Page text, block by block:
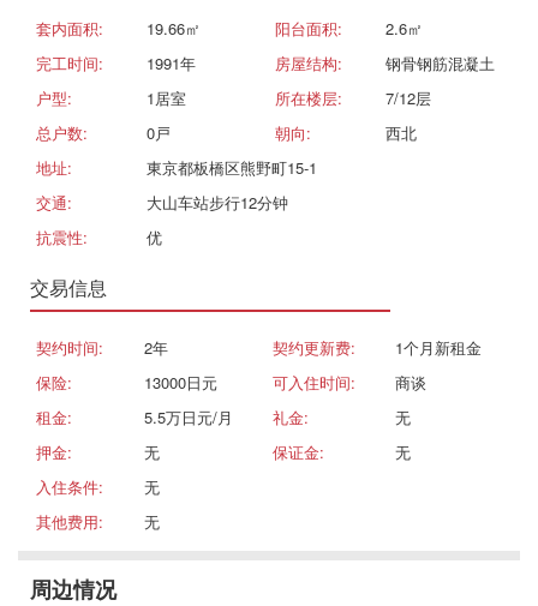
套内面积: 19.66㎡ 阳台面积:
2.6㎡
完工时间:
1991年 房屋结构:
钢骨钢筋混凝土
户型:
1居室 所在楼层:
7/12层
总户数:
0戸 朝向:
西北
地址:
東京都板橋区熊野町15-1
交通:
大山车站步行12分钟
抗震性:
优
交易信息
契约时间: 2年 契约更新费:
1个月新租金
保险:
13000日元 可入住时间:
商谈
租金:
5.5万日元/月 礼金:
无
押金:
无 保证金:
无
入住条件:
无
其他费用:
无
周边情况